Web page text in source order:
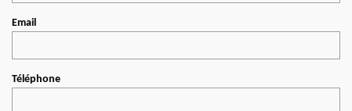
Email
Téléphone